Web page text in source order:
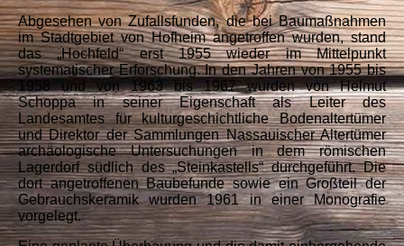
Abgesehen von Zufallsfunden, die bei Baumaßnahmen
im Stadtgebiet von Hofheim angetroffen wurden, stand
das „Hochfeld“ erst 1955 wieder im Mittelpunkt
systematischer Erforschung. In den Jahren von 1955 bis
1958 und von 1963 bis 1967 wurden von Helmut
Schoppa in seiner Eigenschaft als Leiter des
Landesamtes für kulturgeschichtliche Bodenaltertümer
und Direktor der Sammlungen Nassauischer Altertümer
archäologische Untersuchungen in dem römischen
Lagerdorf südlich des „Steinkastells“ durchgeführt. Die
dort angetroffenen Baubefunde sowie ein Großteil der
Gebrauchskeramik wurden 1961 in einer Monografie
vorgelegt.